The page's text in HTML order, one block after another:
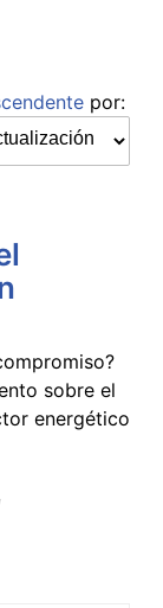
por:
sobre el
energético